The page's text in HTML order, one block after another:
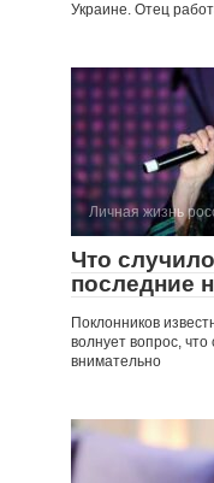
Украине. Отец
Личная жизнь
Что
последние
Поклонников
волнует вопрос,
внимательно